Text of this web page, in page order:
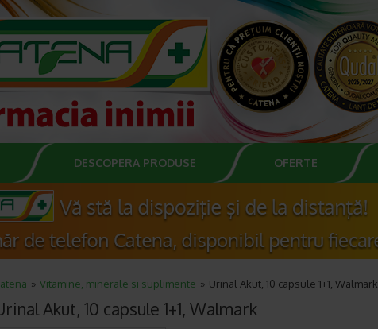
DESCOPERA PRODUSE OFERTE
Vitamine, minerale si suplimente Urinal Akut, 10 capsule 1+1, Walmark
Akut, 10 capsule 1+1, Walmark